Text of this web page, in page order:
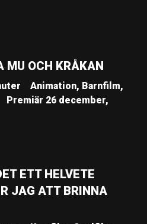
MU OCH KRÅKAN
Animation, Barnfilm,
Premiär 26 december,
ETT HELVETE
JAG ATT BRINNA